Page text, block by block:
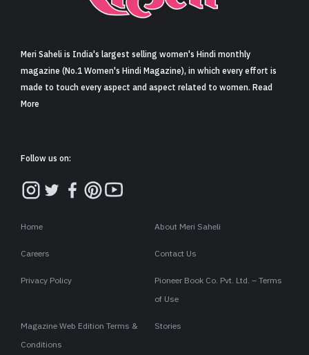
Meri Saheli is India's largest selling women's Hindi monthly
magazine (No.1 Women's Hindi Magazine), in which every effort is
made to touch every aspect and aspect related to women. Read
More
Follow us on:
Home About Meri Saheli
Careers Contact Us
Privacy Policy
Pioneer Book Co. Pvt. Ltd. – Terms
of Use
Magazine Web Edition Terms &
Conditions
Stories